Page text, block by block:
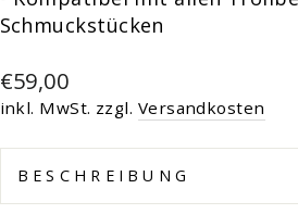
Schmuckstücken
Normaler
Preis
€59,00
inkl. MwSt. zzgl. Versandkosten
BESCHREIBUNG